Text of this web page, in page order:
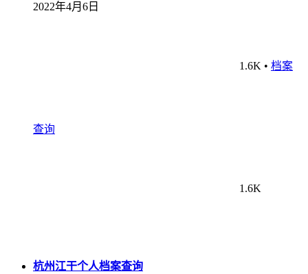
2022年4月6日
1.6K • 档案
查询
1.6K
杭州江干个人档案查询